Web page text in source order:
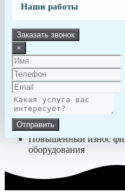
Наши работы
Заказать звонок
×
Отправить
Мутность воды и
Повышенное
Появление скользких
Размножение
Повреждение мозаики,
Повышенный износ
оборудования